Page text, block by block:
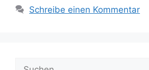
Schreibe einen Kommentar